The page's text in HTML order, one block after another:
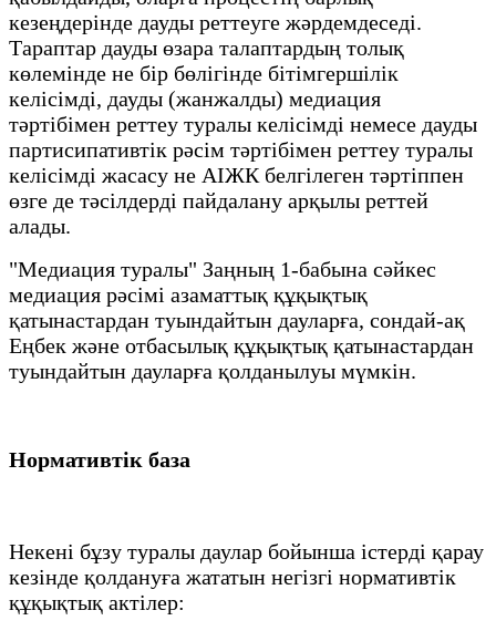
кезеңдерінде дауды реттеуге жәрдемдеседі.
Тараптар дауды өзара талаптардың толық
көлемінде не бір бөлігінде бітімгершілік
келісімді, дауды (жанжалды) медиация
тәртібімен реттеу туралы келісімді немесе дауды
партисипативтік рәсім тәртібімен реттеу туралы
келісімді жасасу не АІЖК белгілеген тәртіппен
өзге де тәсілдерді пайдалану арқылы реттей
алады.
"Медиация туралы" Заңның 1-бабына сәйкес
медиация рәсімі азаматтық құқықтық
қатынастардан туындайтын дауларға, сондай-ақ
Еңбек және отбасылық құқықтық қатынастардан
туындайтын дауларға қолданылуы мүмкін.
Нормативтік база
Некені бұзу туралы даулар бойынша істерді қарау
кезінде қолдануға жататын негізгі нормативтік
құқықтық актілер: